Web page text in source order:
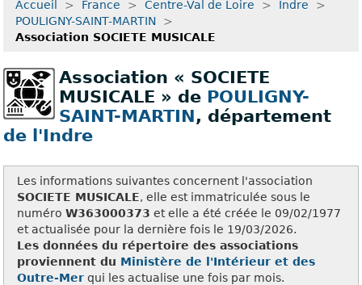
Accueil > France > Centre-Val de Loire > Indre
>
POULIGNY-SAINT-MARTIN
>
Association SOCIETE MUSICALE
Association « SOCIETE
MUSICALE » de POULIGNY-
SAINT-MARTIN, département
de l'Indre
Les informations suivantes concernent l'association
SOCIETE MUSICALE, elle est immatriculée sous le
numéroW363000373 et elle a été créée le 09/02/1977
et actualisée pour la dernière fois le 19/03/2026.
Les données du répertoire des associations
proviennent du Ministère de l'Intérieur et des
Outre-Mer qui les actualise une fois par mois.